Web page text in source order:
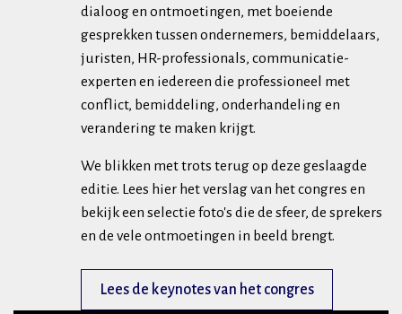
dialoog en ontmoetingen, met boeiende
gesprekken tussen ondernemers, bemiddelaars,
juristen, HR-professionals, communicatie-
experten en iedereen die professioneel met
conflict, bemiddeling, onderhandeling en
verandering te maken krijgt.
We blikken met trots terug op deze geslaagde
editie. Lees hier het verslag van het congres en
bekijk een selectie foto's die de sfeer, de sprekers
en de vele ontmoetingen in beeld brengt.
Lees de keynotes van het congres